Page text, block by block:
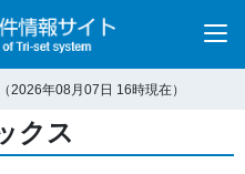
2026年08月07日 16時現在）
クス